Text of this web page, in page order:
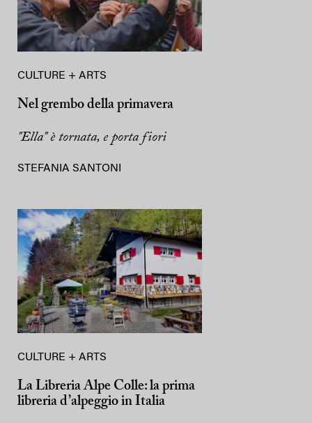
CULTURE + ARTS
Nel grembo della primavera
"Ella" è tornata, e porta fiori
STEFANIA SANTONI
CULTURE + ARTS
La Libreria Alpe Colle: la prima
libreria d’alpeggio in Italia